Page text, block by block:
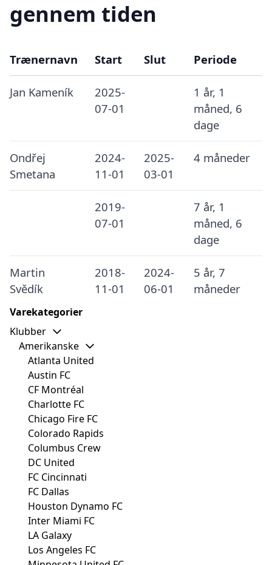
gennem tiden
Trænernavn Start Slut Periode
Jan Kameník
2025-
07-01
1 år, 1
måned, 6
dage
Ondřej
Smetana
2024-
11-01
2025-
03-01
4 måneder
2019-
07-01
7 år, 1
måned, 6
dage
Martin
Svědík
2018-
11-01
2024-
06-01
5 år, 7
måneder
Varekategorier
Klubber
Amerikanske
Atlanta United
Austin FC
CF Montréal
Charlotte FC
Chicago Fire FC
Colorado Rapids
Columbus Crew
DC United
FC Cincinnati
FC Dallas
Houston Dynamo FC
Inter Miami FC
LA Galaxy
Los Angeles FC